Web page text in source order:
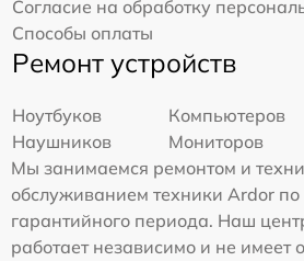
Согласие на обработку
Способы оплаты
Ремонт устройств
Ноутбуков
Компьютеров
Наушников
Мониторов
Мы занимаемся ремонтом и
обслуживанием техники Ardor по
гарантийного периода. Наш
работает независимо и не имеет